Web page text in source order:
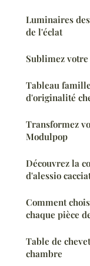
Luminaires
de l'éclat
Sublimez
Tableau
d'originalité
Transformez
Modulpop
Découvrez la
d'alessio
Comment
chaque pièce
Table de
chambre